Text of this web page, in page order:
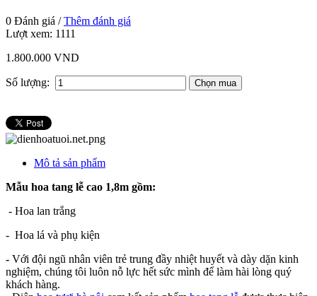
0 Đánh giá /Thêm đánh giá
Lượt xem: 1111
1.800.000 VND
Số lượng:
Mô tả sản phẩm
Mẫu hoa tang lễ cao 1,8m gồm:
- Hoa lan trắng
- Hoa lá và phụ kiện
- Với đội ngũ nhân viên trẻ trung đầy nhiệt huyết và dày dặn kinh
nghiệm, chúng tôi luôn nỗ lực hết sức mình để làm hài lòng quý
khách hàng.